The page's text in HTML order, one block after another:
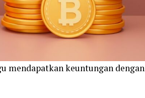
mendapatkan keuntungan dengan